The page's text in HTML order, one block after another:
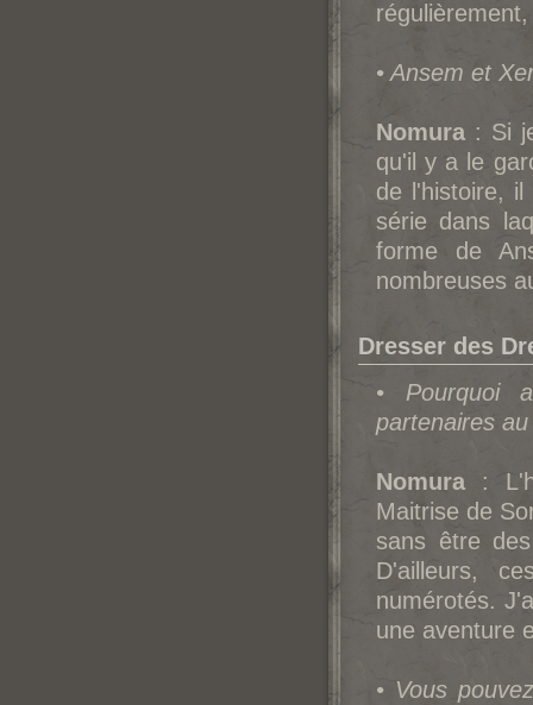
• Ansem et
Nomura : Si
qu'il y a le
de l'histoire,
série dans
forme de
nombreuses
Dresser des
• Pourquoi
partenaires
Nomura :
Maitrise de
sans être
D'ailleurs,
numérotés.
une aventure
• Vous